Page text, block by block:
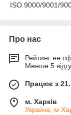
ISO 9000/9001/
Про нас
Рейтинг не
Менше 5
Працює з
м. Харків
Україна,